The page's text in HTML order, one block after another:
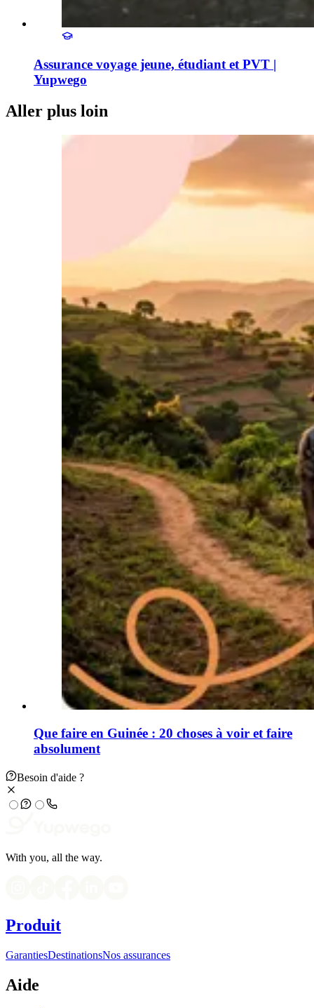
Assurance voyage jeune, étudiant et PVT |
Yupwego
Aller plus loin
Que faire en Guinée : 20 choses à voir et faire
absolument
Besoin d'aide ?
With you, all the way.
Produit
GarantiesDestinationsNos assurances
Aide